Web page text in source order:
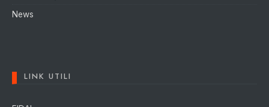
News
LINK UTILI